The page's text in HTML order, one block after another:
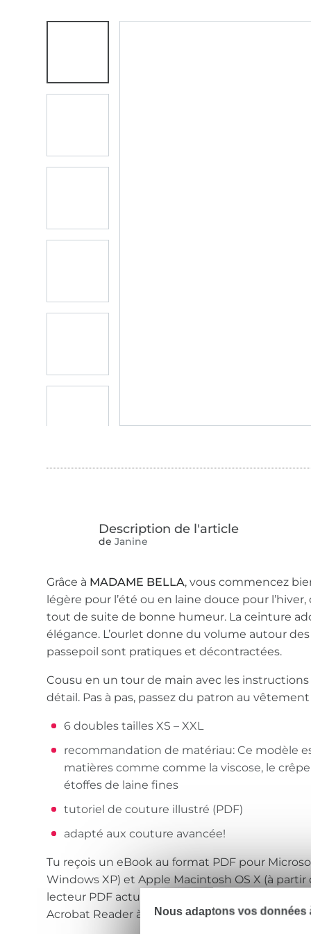
de Janine
Grâce à MADAME BELLA, vous commencez
légère pour l’été ou en laine douce pour
tout de suite de bonne humeur. La ceinture
élégance. L’ourlet donne du volume autour
passepoil sont pratiques et décontractées.
Cousu en un tour de main avec les
détail. Pas à pas, passez du patron au
6 doubles tailles XS – XXL
recommandation de matériau: Ce modèle
matières comme comme la viscose, le
étoffes de laine fines
tutoriel de couture illustré (PDF)
adapté aux couture avancée!
Tu reçois un eBook au format PDF pour
Windows XP) et Apple Macintosh OS X (à partir
lecteur PDF actuel est nécessaire pour ouvrir
Acrobat Reader à partir de la version 7.0.
Nous adaptons vos données